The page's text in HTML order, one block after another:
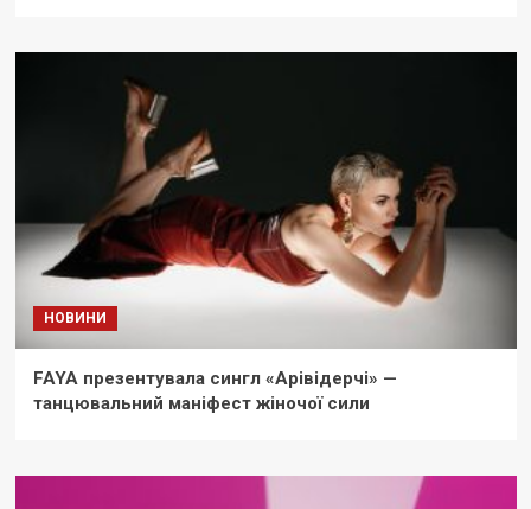
НОВИНИ
FAYA презентувала сингл «Арівідерчі» —
танцювальний маніфест жіночої сили